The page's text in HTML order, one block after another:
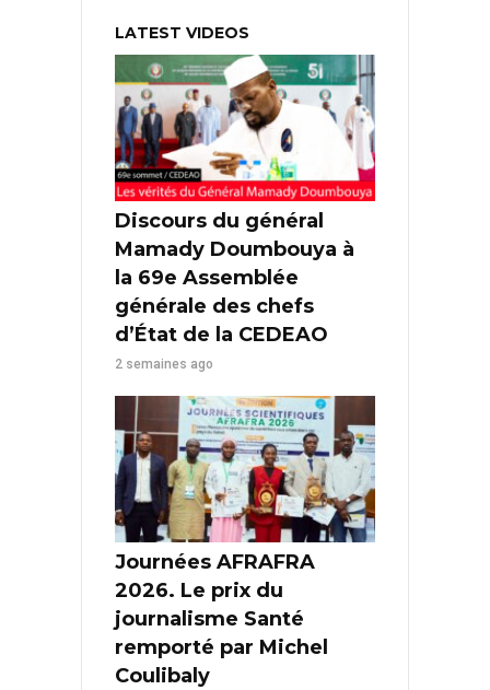
LATEST VIDEOS
Discours du général
Mamady Doumbouya à
la 69e Assemblée
générale des chefs
d’État de la CEDEAO
2 semaines ago
Journées AFRAFRA
2026. Le prix du
journalisme Santé
remporté par Michel
Coulibaly